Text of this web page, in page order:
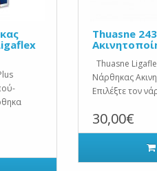
Thuasne
Thuasne
Νάρθηκας
Επιλέξτε τον
30,00€